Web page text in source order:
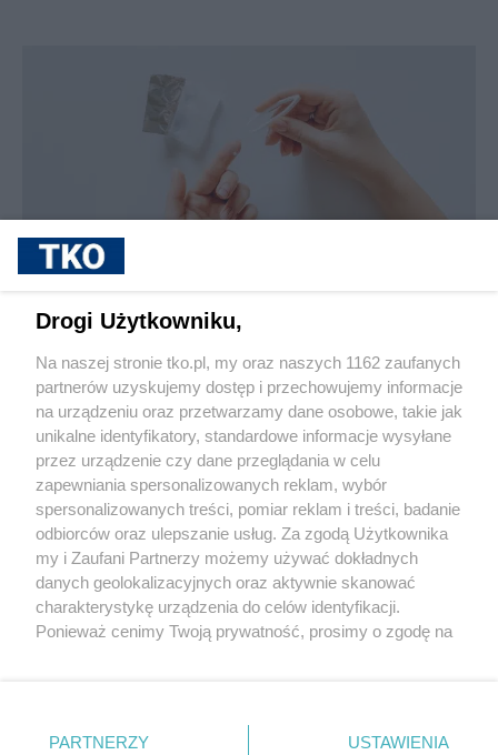
Jak rozpoznać, że soczewki kontaktowe są
Pokaż więcej
Reklama Tematy Archiwum artykułów
Drogi Użytkowniku,
Na naszej stronie tko.pl, my oraz naszych 1162 zaufanych
partnerów uzyskujemy dostęp i przechowujemy informacje
na urządzeniu oraz przetwarzamy dane osobowe, takie jak
unikalne identyfikatory, standardowe informacje wysyłane
przez urządzenie czy dane przeglądania w celu
zapewniania spersonalizowanych reklam, wybór
spersonalizowanych treści, pomiar reklam i treści, badanie
odbiorców oraz ulepszanie usług. Za zgodą Użytkownika
my i Zaufani Partnerzy możemy używać dokładnych
danych geolokalizacyjnych oraz aktywnie skanować
charakterystykę urządzenia do celów identyfikacji.
Ponieważ cenimy Twoją prywatność, prosimy o zgodę na
znajdujący się w lewym dolnym rogu strony
. Niektóre
PARTNERZY USTAWIENIA